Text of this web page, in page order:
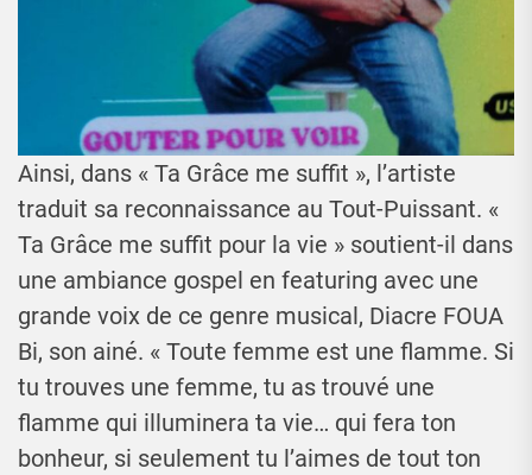
Ainsi, dans « Ta Grâce me suffit », l’artiste
traduit sa reconnaissance au Tout-Puissant. «
Ta Grâce me suffit pour la vie » soutient-il dans
une ambiance gospel en featuring avec une
grande voix de ce genre musical, Diacre FOUA
Bi, son ainé. « Toute femme est une flamme. Si
tu trouves une femme, tu as trouvé une
flamme qui illuminera ta vie… qui fera ton
bonheur, si seulement tu l’aimes de tout ton